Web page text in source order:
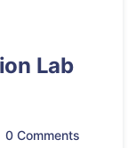
Lab
0 Comments